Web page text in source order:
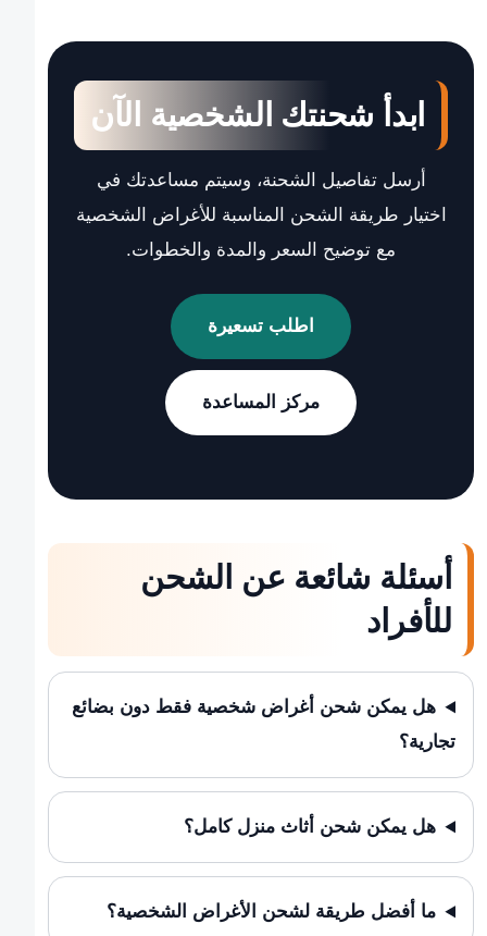
ابدأ شحنتك الشخصية الآن
أرسل تفاصيل الشحنة، وسيتم مساعدتك في
اختيار طريقة الشحن المناسبة للأغراض الشخصية
مع توضيح السعر والمدة والخطوات.
اطلب تسعيرة
مركز المساعدة
أسئلة شائعة عن الشحن
للأفراد
هل يمكن شحن أغراض شخصية فقط دون بضائع
تجارية؟
هل يمكن شحن أثاث منزل كامل؟
ما أفضل طريقة لشحن الأغراض الشخصية؟